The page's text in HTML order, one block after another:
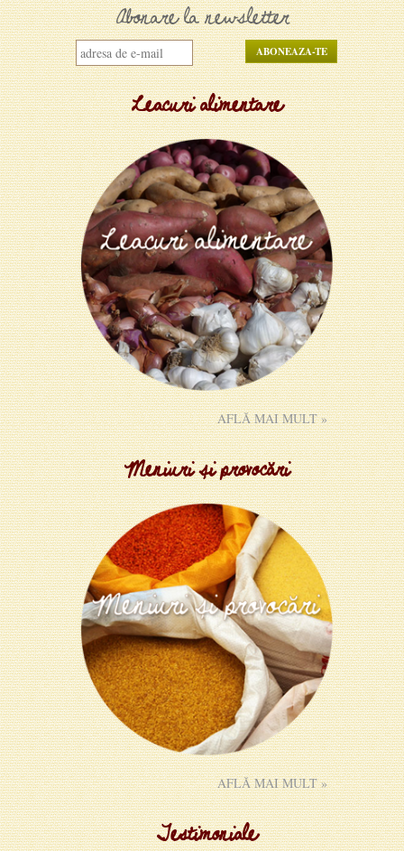
Abonare la newsletter
Leacuri alimentare
AFLĂ MAI MULT »
Meniuri și provocări
AFLĂ MAI MULT »
Testimoniale